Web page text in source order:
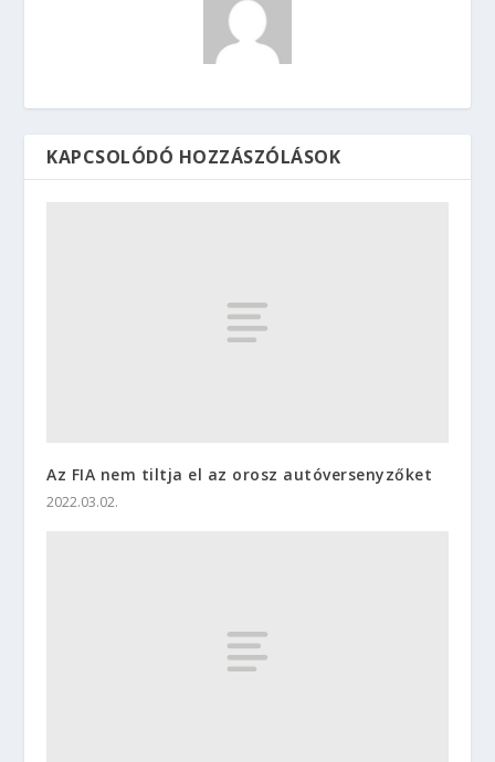
KAPCSOLÓDÓ HOZZÁSZÓLÁSOK
Az FIA nem tiltja el az orosz autóversenyzőket
2022.03.02.